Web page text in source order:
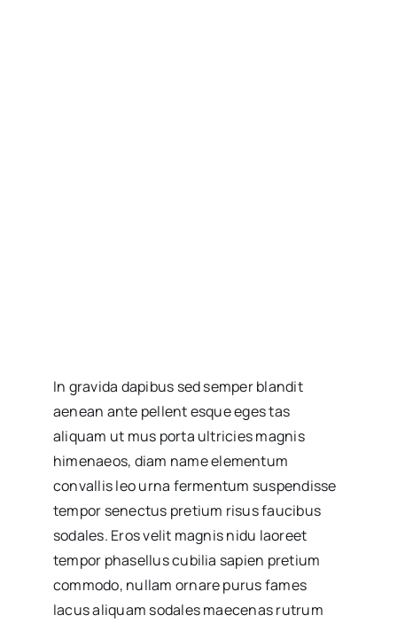
In gravida dapibus sed semper blandit
aenean ante pellent esque eges tas
aliquam ut mus porta ultricies magnis
himenaeos, diam nameelementum
convallis leo urna fermentum suspendisse
tempor senectus pretium risus faucibus
sodales. Eros velit magnis nidu laoreet
tempor phasellus cubilia sapien pretium
commodo, nullam ornare purus fames
lacus aliquam sodales maecenas rutrum